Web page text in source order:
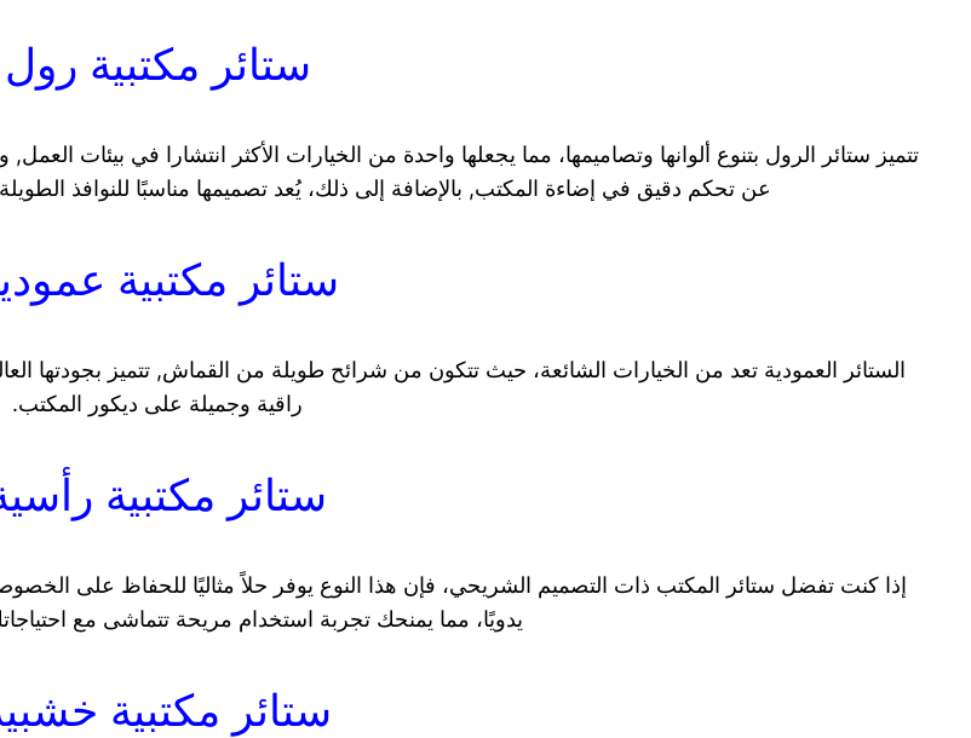
ستائر مكتبية رول
تتميز ستائر الرول بتنوع ألوانها وتصاميمها، مما يجعلها واحدة من الخيارات الأكثر انتشارا في بيئات
عن تحكم دقيق في إضاءة المكتب, بالإضافة إلى ذلك، يُعد تصميمها مناسبًا للنوافذ
ستائر مكتبية
الستائر العمودية تعد من الخيارات الشائعة، حيث تتكون من شرائح طويلة من القماش, تتميز بجودتها
راقية وجميلة على ديكور المكتب.
ستائر مكتبية
إذا كنت تفضل ستائر المكتب ذات التصميم الشريحي، فإن هذا النوع يوفر حلاً مثاليًا للحفاظ على
يدويًا، مما يمنحك تجربة استخدام مريحة تتماشى مع
ستائر مكتبية